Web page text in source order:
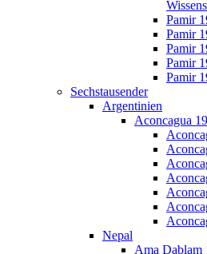
Pamir
Pamir
Pamir
Pamir
Pamir
Sechstausender
Argentinien
Aconcagua
Nepal
Ama Dablam